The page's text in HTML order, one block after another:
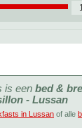
is een bed &
- Lussan
in Lussan of alle